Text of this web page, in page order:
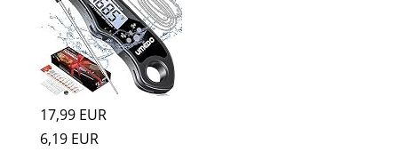
17,99 EUR
6,19 EUR